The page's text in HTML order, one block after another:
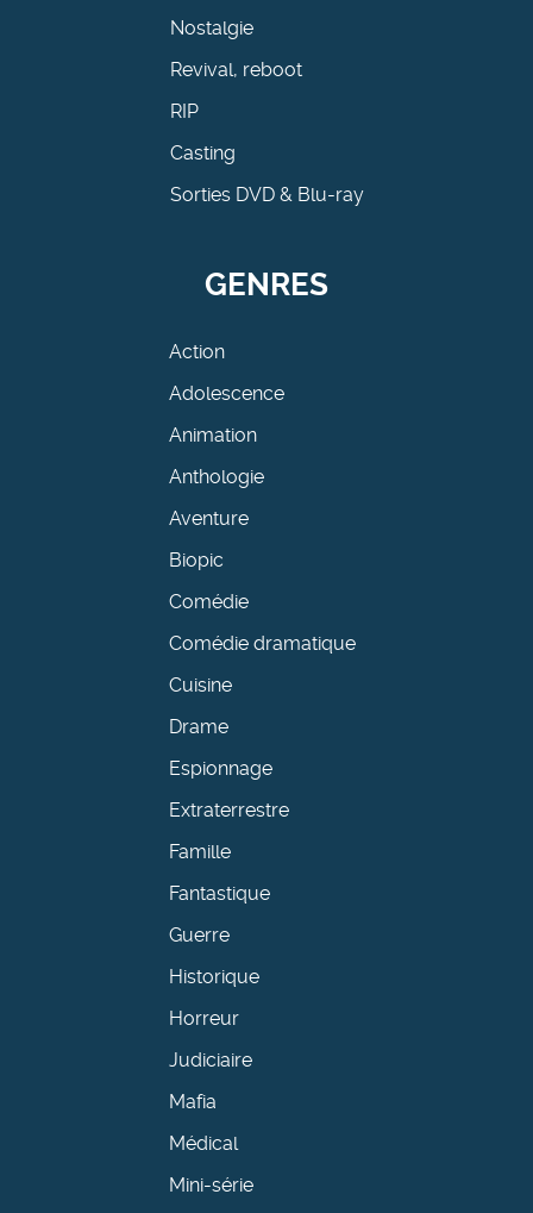
Nostalgie
Revival, reboot
RIP
Casting
Sorties DVD & Blu-ray
GENRES
Action
Adolescence
Animation
Anthologie
Aventure
Biopic
Comédie
Comédie dramatique
Cuisine
Drame
Espionnage
Extraterrestre
Famille
Fantastique
Guerre
Historique
Horreur
Judiciaire
Mafia
Médical
Mini-série